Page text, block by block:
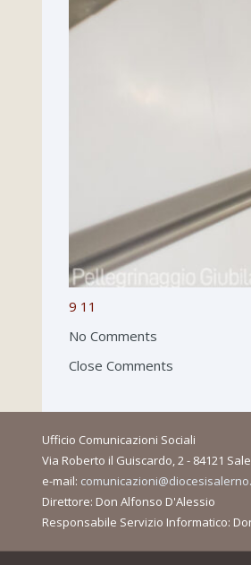
9 11
No Comments
Close Comments
Ufficio Comunicazioni Sociali
Via Roberto il Guiscardo, 2 - 84121
e-mail:
Direttore: Don Alfonso D'Alessio
Responsabile Servizio Informatico: